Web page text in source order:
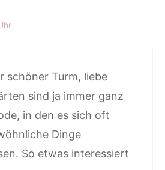
schöner Turm, liebe
sind ja immer ganz
in den es sich oft
Dinge
So etwas interessiert